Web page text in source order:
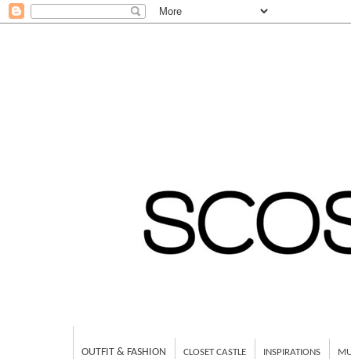
OUTFIT & FASHION CLOSET CASTLE INSPIRATIONS